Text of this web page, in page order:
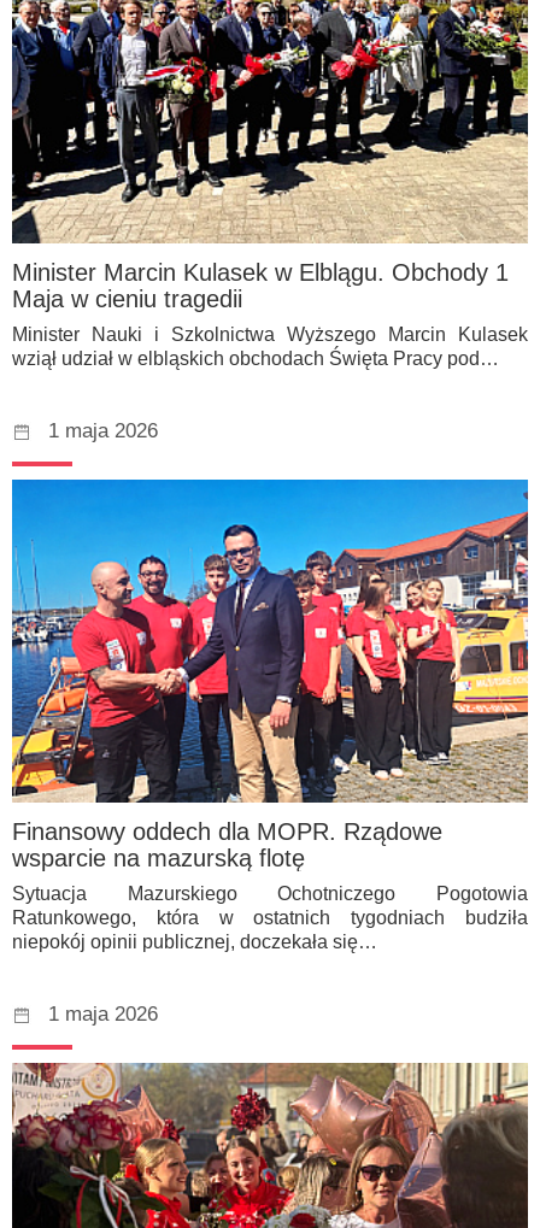
Minister Marcin Kulasek w Elblągu. Obchody 1
Maja w cieniu tragedii
Minister Nauki i Szkolnictwa Wyższego Marcin Kulasek
wziął udział w elbląskich obchodach Święta Pracy pod…
1 maja 2026
Finansowy oddech dla MOPR. Rządowe
wsparcie na mazurską flotę
Sytuacja Mazurskiego Ochotniczego Pogotowia
Ratunkowego, która w ostatnich tygodniach budziła
niepokój opinii publicznej, doczekała się…
1 maja 2026